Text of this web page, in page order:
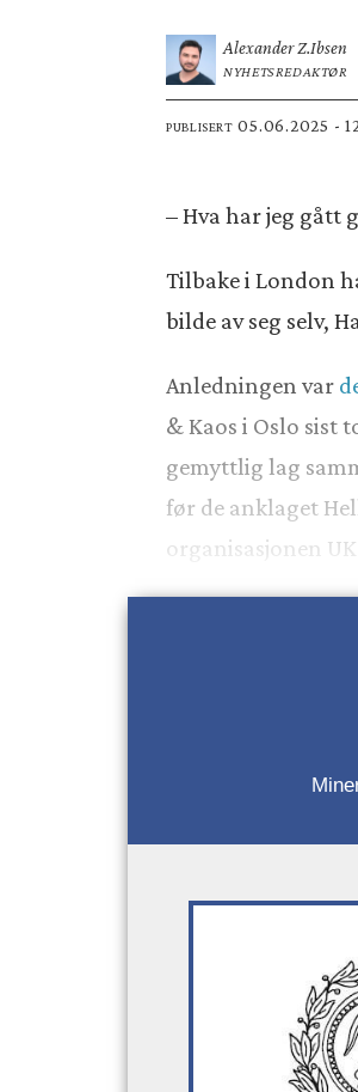
Alexander Z.Ibsen
NYHETSREDAKTØR
PUBLISERT 05.06.2025 -
– Hva har jeg gått
Tilbake i London
bilde av seg selv,
Anledningen var
& Kaos i Oslo sist
gemyttlig lag
før de anklaget
organisasjonen